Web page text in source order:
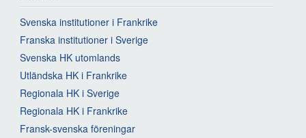
Svenska institutioner i Frankrike
Franska institutioner i Sverige
Svenska HK utomlands
Utländska HK i Frankrike
Regionala HK i Sverige
Regionala HK i Frankrike
Fransk-svenska föreningar